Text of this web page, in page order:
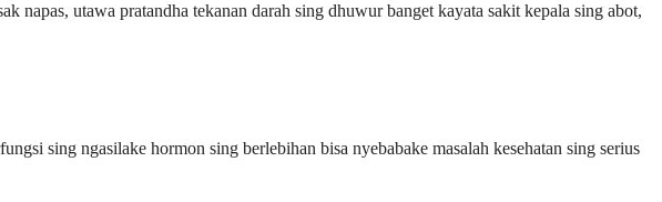
napas, utawa pratandha tekanan darah sing dhuwur banget kayata sakit kepala sing abot,
sing ngasilake hormon sing berlebihan bisa nyebabake masalah kesehatan sing serius